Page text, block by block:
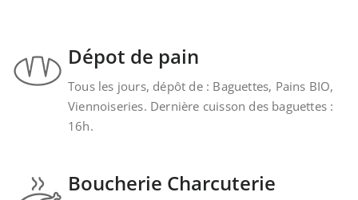
Dépot de pain
Tous les jours, dépôt de : Baguettes, Pains BIO,
Viennoiseries. Dernière cuisson des baguettes :
16h.
Boucherie Charcuterie